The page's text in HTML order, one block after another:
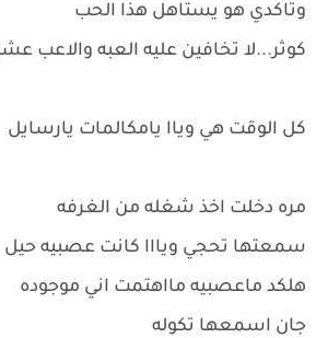
وتاكدي هو يستاهل هذا الحب
كوثر...لا تخافين عليه العبه والاعب
كل الوقت هي وياا يامكالمات يارسايل
مره دخلت اخذ شغله من الغرفه
سمعتها تحجي ويااا كانت عصبيه حيل
هلكد ماعصبيه مااهتمت اني موجوده
جان اسمعها تكوله